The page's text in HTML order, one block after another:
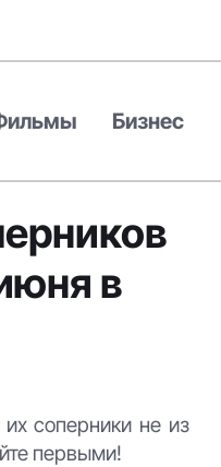
Бизнес
в
соперники не из
первыми!